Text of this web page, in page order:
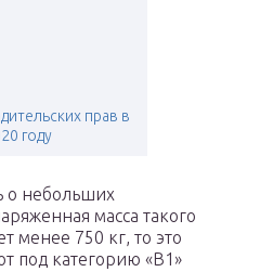
прав в
году
о небольших
масса такого
менее 750 кг, то это
под категорию «В1»